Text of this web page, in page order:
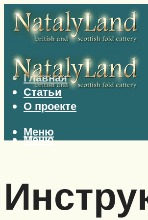
Главная
Статьи
О проекте
Меню
Меню